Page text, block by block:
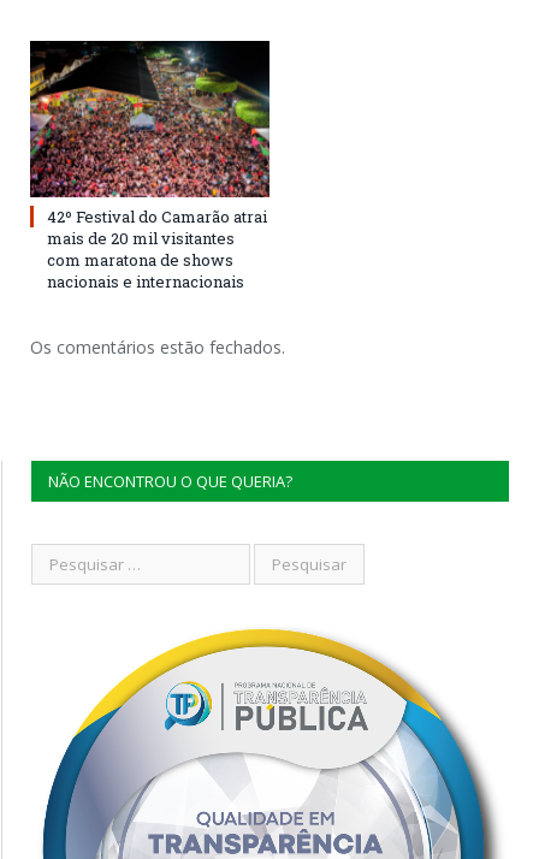
42º Festival do Camarão atrai
mais de 20 mil visitantes
com maratona de shows
nacionais e internacionais
Os comentários estão fechados.
NÃO ENCONTROU O QUE QUERIA?